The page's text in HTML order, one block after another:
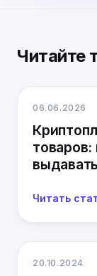
Читайте
06.06.2026
товаров:
Читать
20.10.2024